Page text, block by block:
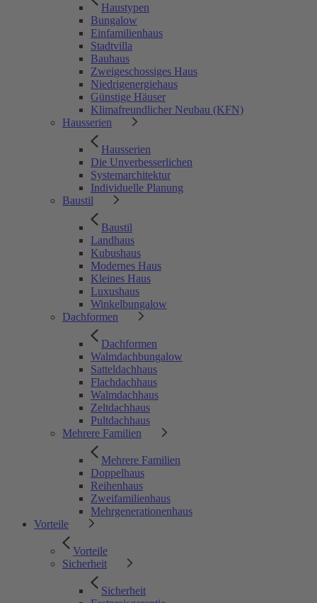
Haustypen
Bungalow
Einfamilienhaus
Stadtvilla
Bauhaus
Zweigeschossiges Haus
Niedrigenergiehaus
Günstige Häuser
Klimafreundlicher Neubau (KFN)
Hausserien
Hausserien
Die Unverbesserlichen
Systemarchitektur
Individuelle Planung
Baustil
Baustil
Landhaus
Kubushaus
Modernes Haus
Kleines Haus
Luxushaus
Winkelbungalow
Dachformen
Dachformen
Walmdachbungalow
Satteldachhaus
Flachdachhaus
Walmdachhaus
Zeltdachhaus
Pultdachhaus
Mehrere Familien
Mehrere Familien
Doppelhaus
Reihenhaus
Zweifamilienhaus
Mehrgenerationenhaus
Vorteile
Vorteile
Sicherheit
Sicherheit